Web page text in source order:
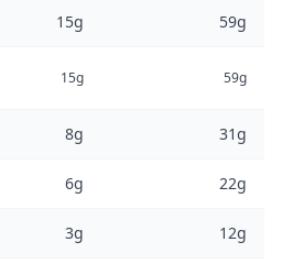
15g 59g
15g 59g
8g 31g
6g 22g
3g 12g